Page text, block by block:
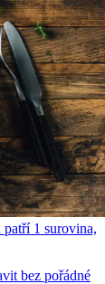
1 surovina,
bez pořádné